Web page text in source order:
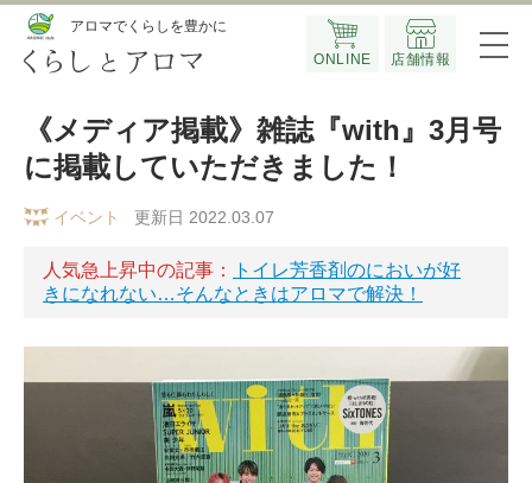
アロマでくらしを豊かに
ONLINE 店舗情報
《メディア掲載》雑誌『with』3月号
に掲載していただきました！
イベント 更新日 2022.03.07
人気急上昇中の記事：
トイレ芳香剤のにおいが好
きになれない…そんなときはアロマで解決！